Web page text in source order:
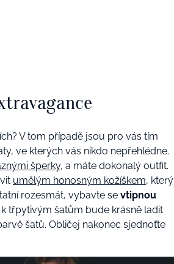
V tom případě jsou pro vás tím
ve kterých vás nikdo nepřehlédne.
šperky, a máte dokonalý outfit.
umělým honosným kožíškem, který
rozesmát, vybavte se vtipnou
k třpytivým šatům bude krásně ladit
šatů. Obličej nakonec sjednoťte